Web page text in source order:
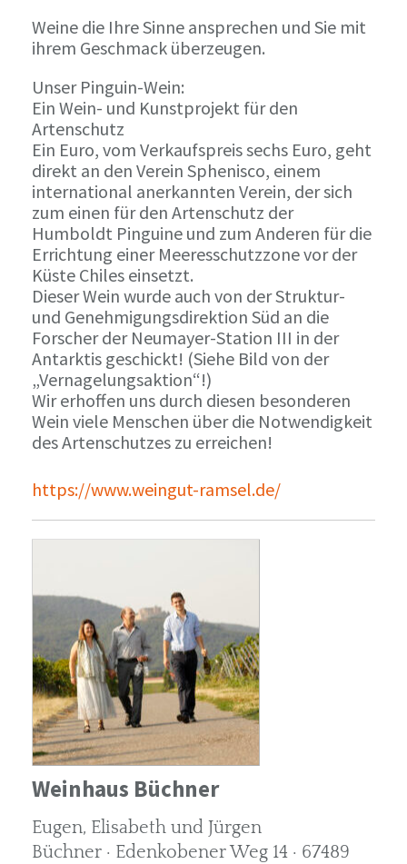
Weine die Ihre Sinne ansprechen und Sie mit
ihrem Geschmack überzeugen.
Unser Pinguin-Wein:
Ein Wein- und Kunstprojekt für den
Artenschutz
Ein Euro, vom Verkaufspreis sechs Euro, geht
direkt an den Verein Sphenisco, einem
international anerkannten Verein, der sich
zum einen für den Artenschutz der
Humboldt Pinguine und zum Anderen für die
Errichtung einer Meeresschutzzone vor der
Küste Chiles einsetzt.
Dieser Wein wurde auch von der Struktur-
und Genehmigungsdirektion Süd an die
Forscher der Neumayer-Station III in der
Antarktis geschickt! (Siehe Bild von der
„Vernagelungsaktion“!)
Wir erhoffen uns durch diesen besonderen
Wein viele Menschen über die Notwendigkeit
des Artenschutzes zu erreichen!
https://www.weingut-ramsel.de/
Weinhaus Büchner
Eugen, Elisabeth und Jürgen
Büchner · Edenkobener Weg 14 · 67489